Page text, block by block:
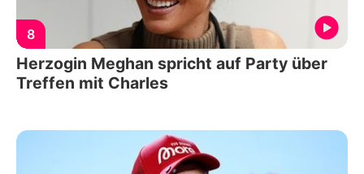
8
Herzogin Meghan spricht auf Party über
Treffen mit Charles